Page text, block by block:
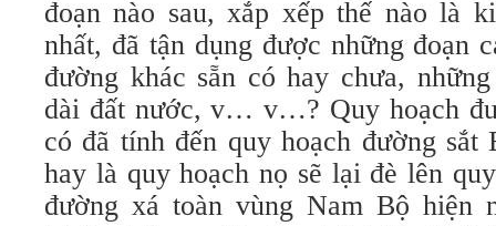
đoạn nào sau, xắp xếp thế nào là
nhất, đã tận dụng được những đoạn
đường khác sẵn có hay chưa,
dài đất nước, v… v…? Quy hoạch
có đã tính đến quy hoạch đường sắt
hay là quy hoạch nọ sẽ lại đè lên
đường xá toàn vùng Nam Bộ hiện